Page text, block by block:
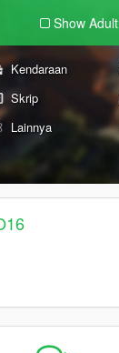
Show Adult
Kendaraan
Skrip
Lainnya